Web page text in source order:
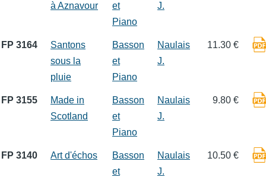
à Aznavour
et
Piano
J.
FP 3164
Santons
sous la
pluie
Basson
et
Piano
Naulais
J.
11.30 €
FP 3155
Made in
Scotland
Basson
et
Piano
Naulais
J.
9.80 €
FP 3140 Art d'échos
Basson
et
Naulais
J.
10.50 €